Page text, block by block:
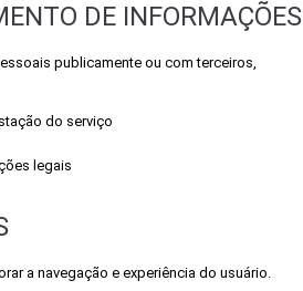
DE INFORMAÇÕES
publicamente ou com terceiros,
do serviço
legais
a navegação e experiência do usuário.